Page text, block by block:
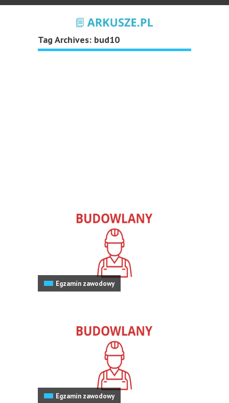
Tag Archives: bud10
Egzamin zawodowy
Egzamin zawodowy